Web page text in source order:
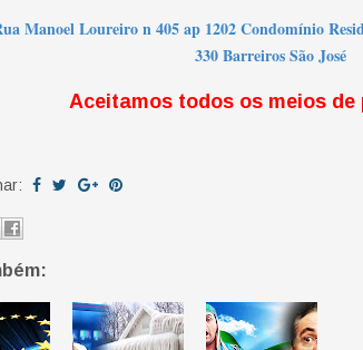
Manoel Loureiro n 405 ap 1202 Condomínio
330 Barreiros São José
Aceitamos todos os meios de